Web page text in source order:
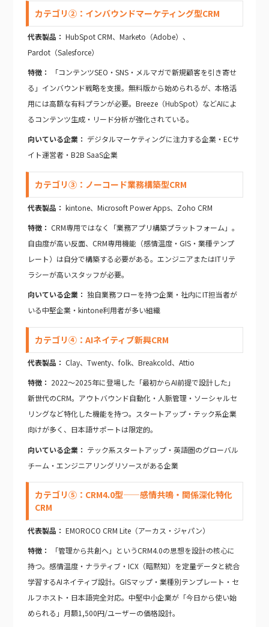
カテゴリ②：インバウンドマーケティング型CRM
代表製品： HubSpot CRM、Marketo（Adobe）、
Pardot（Salesforce）
特徴：
「コンテンツSEO・SNS・メルマガで新規顧客を引き寄せ
る」インバウンド戦略を支援。無料版から始められるが、本格活
用には高額な有料プランが必要。Breeze（HubSpot）などAIによ
るコンテンツ生成・リード分析が強化されている。
向いている企業： デジタルマーケティングに注力する企業・ECサ
イト運営者・B2B SaaS企業
カテゴリ③：ノーコード業務構築型CRM
代表製品： kintone、Microsoft Power Apps、Zoho CRM
特徴： CRM専用ではなく「業務アプリ構築プラットフォーム」。
自由度が高い反面、CRM専用機能（感情温度・GIS・業種テンプ
レート）は自分で構築する必要がある。エンジニアまたはITリテ
ラシーが高いスタッフが必要。
向いている企業： 独自業務フローを持つ企業・社内にIT担当者が
いる中堅企業・kintone利用者が多い組織
カテゴリ④：AIネイティブ新興CRM
代表製品： Clay、Twenty、folk、Breakcold、Attio
特徴： 2022〜2025年に登場した「最初からAI前提で設計した」
新世代のCRM。アウトバウンド自動化・人脈管理・ソーシャルセ
リングなど特化した機能を持つ。スタートアップ・テック系企業
向けが多く、日本語サポートは限定的。
向いている企業： テック系スタートアップ・英語圏のグローバル
チーム・エンジニアリングリソースがある企業
カテゴリ⑤：CRM4.0型——感情共鳴・関係深化特化
CRM
代表製品： EMOROCO CRM Lite（アーカス・ジャパン）
特徴：
「管理から共創へ」というCRM4.0の思想を設計の核心に
持つ。感情温度・ナラティブ・ICX（暗黙知）を定量データと統合
学習するAIネイティブ設計。GISマップ・業種別テンプレート・セ
ルフホスト・日本語完全対応。中堅中小企業が「今日から使い始
められる」月額1,500円/ユーザーの価格設計。